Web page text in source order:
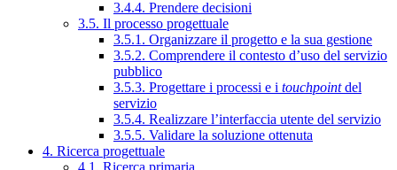
3.4.4. Prendere decisioni
3.5. Il processo progettuale
3.5.1. Organizzare il progetto e la sua gestione
3.5.2. Comprendere il contesto d’uso del servizio
pubblico
3.5.3. Progettare i processi e i touchpointdel
servizio
3.5.4. Realizzare l’interfaccia utente del servizio
3.5.5. Validare la soluzione ottenuta
4. Ricerca progettuale
4.1. Ricerca primaria